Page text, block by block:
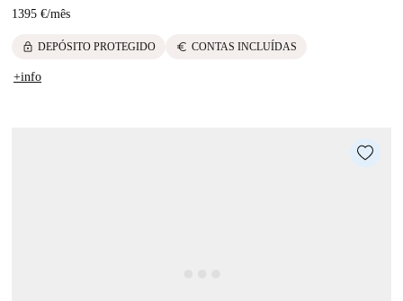
1395 €/mês
lock DEPÓSITO PROTEGIDO euro CONTAS INCLUÍDAS
+info